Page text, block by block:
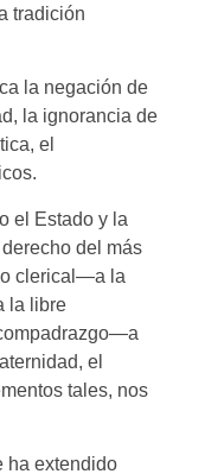
tradición
la negación de
la ignorancia de
el
el Estado y la
del más
clerical—a la
la libre
el
tales, nos
ha extendido